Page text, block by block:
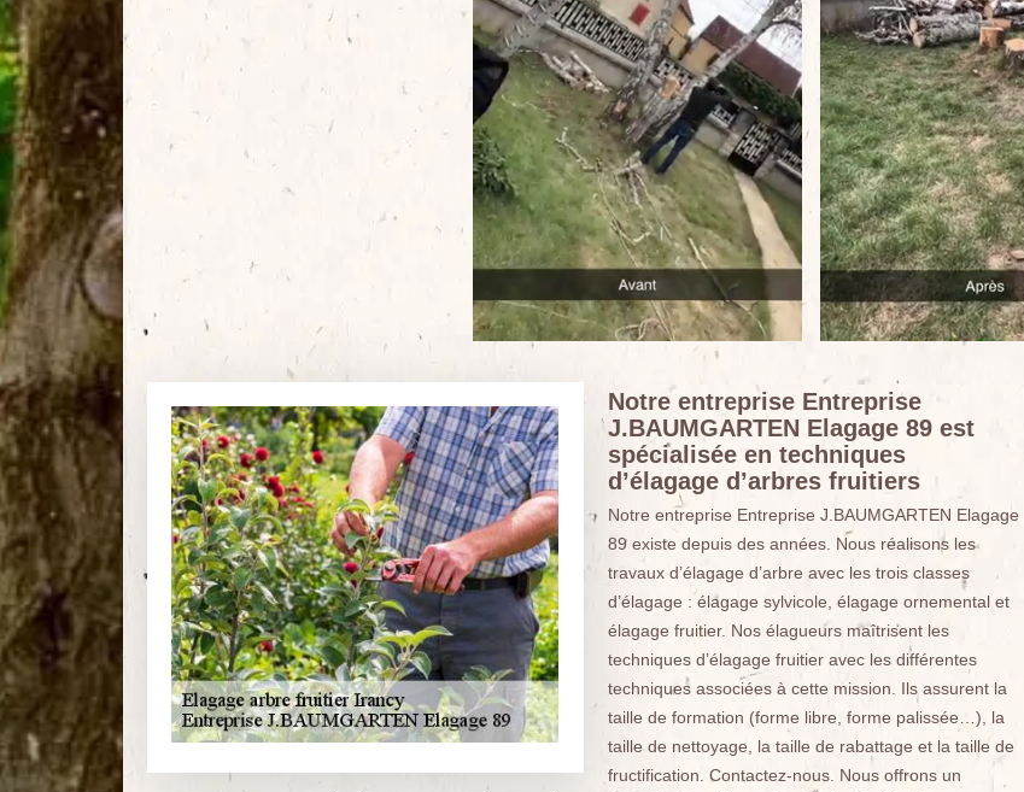
Notre entreprise Entreprise
J.BAUMGARTEN Elagage 89 est
spécialisée en techniques
d’élagage d’arbres fruitiers
Notre entreprise Entreprise J.BAUMGARTEN Elagage
89 existe depuis des années. Nous réalisons les
travaux d’élagage d’arbre avec les trois classes
d’élagage : élagage sylvicole, élagage ornemental et
élagage fruitier. Nos élagueurs maîtrisent les
techniques d’élagage fruitier avec les différentes
techniques associées à cette mission. Ils assurent la
taille de formation (forme libre, forme palissée…), la
taille de nettoyage, la taille de rabattage et la taille de
fructification. Contactez-nous. Nous offrons un